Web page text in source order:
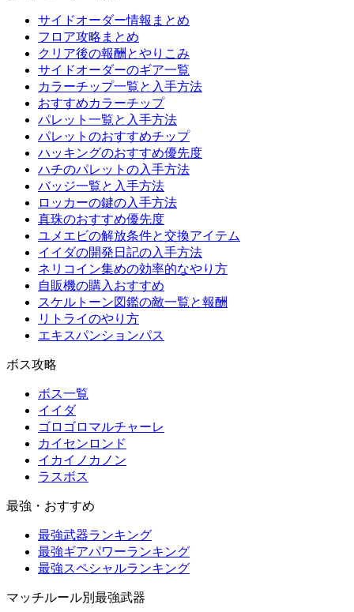
サイドオーダー情報まとめ
フロア攻略まとめ
クリア後の報酬とやりこみ
サイドオーダーのギア一覧
カラーチップ一覧と入手方法
おすすめカラーチップ
パレット一覧と入手方法
パレットのおすすめチップ
ハッキングのおすすめ優先度
ハチのパレットの入手方法
バッジ一覧と入手方法
ロッカーの鍵の入手方法
真珠のおすすめ優先度
ユメエビの解放条件と交換アイテム
イイダの開発日記の入手方法
ネリコイン集めの効率的なやり方
自販機の購入おすすめ
スケルトーン図鑑の敵一覧と報酬
リトライのやり方
エキスパンションパス
ボス攻略
ボス一覧
イイダ
ゴロゴロマルチャーレ
カイセンロンド
イカイノカノン
ラスボス
最強・おすすめ
最強武器ランキング
最強ギアパワーランキング
最強スペシャルランキング
マッチルール別最強武器